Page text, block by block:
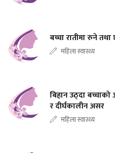
बच्चा रातीमा रुने
महिला स्वास्थ्य
बिहान उठ्दा
र दीर्घकालीन असर
महिला स्वास्थ्य